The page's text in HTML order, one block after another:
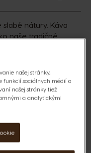
nátury. Káva
naše tradičné
zmesi
našej stránky,
funkcií sociálnych médií a
našej stránky tiež
a analytickými